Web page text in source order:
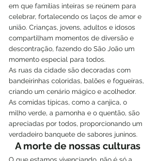
em que famílias inteiras se reúnem para
celebrar, fortalecendo os laços de amor e
união. Crianças, jovens, adultos e idosos
compartilham momentos de diversão e
descontração, fazendo do São João um
momento especial para todos.
As ruas da cidade são decoradas com
bandeirinhas coloridas, balões e fogueiras,
criando um cenário mágico e acolhedor.
As comidas típicas, como a canjica, o
milho verde, a pamonha e o quentão, são
apreciadas por todos, proporcionando um
verdadeiro banquete de sabores juninos.
A morte de nossas culturas